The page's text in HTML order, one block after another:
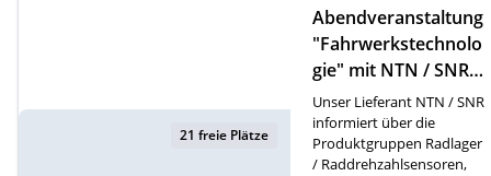
21 freie Plätze
Abendveranstaltung
"Fahrwerkstechnolo
gie" mit NTN / SNR i
n Buttisholz
Unser Lieferant NTN / SNR
informiert über die
Produktgruppen Radlager
/ Raddrehzahlsensoren,